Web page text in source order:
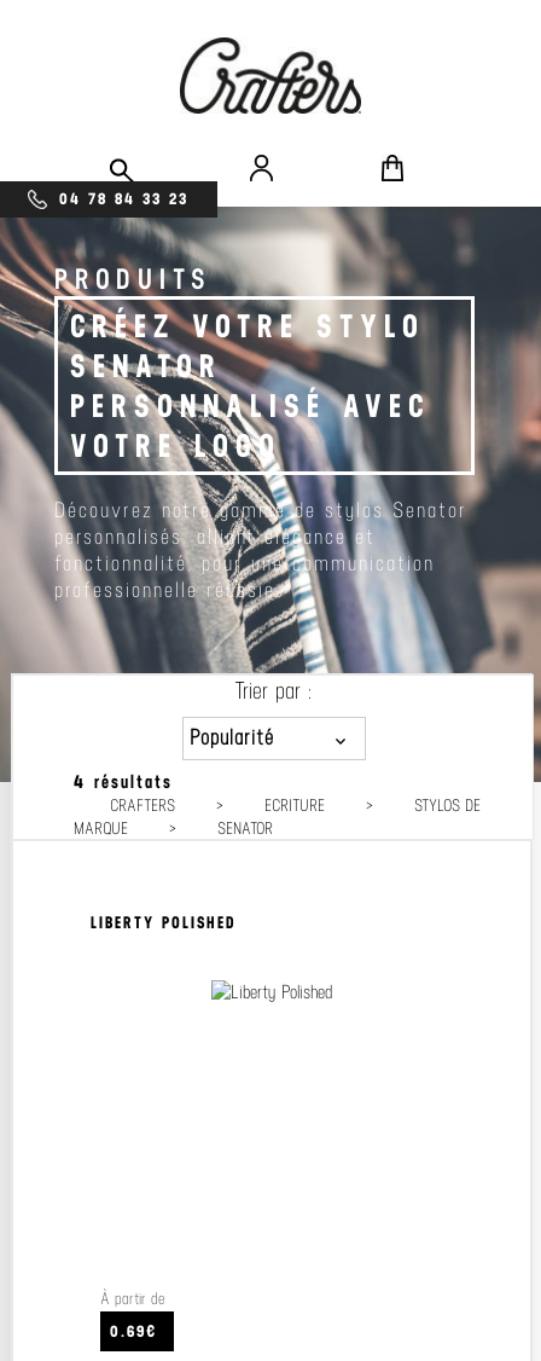
04 78 84 33 23
PRODUITS
CRÉEZ VOTRE STYLO
SENATOR
PERSONNALISÉ AVEC
VOTRE LOGO
Découvrez notre gamme de stylos Senator
personnalisés, alliant élégance et
fonctionnalité, pour une communication
professionnelle réussie.
4 résultats
CRAFTERS > ECRITURE >
STYLOS DE
MARQUE
> SENATOR
Trier par :
Popularité
Prix décroissant
Prix croissant
LIBERTY POLISHED
À partir de
0.69€